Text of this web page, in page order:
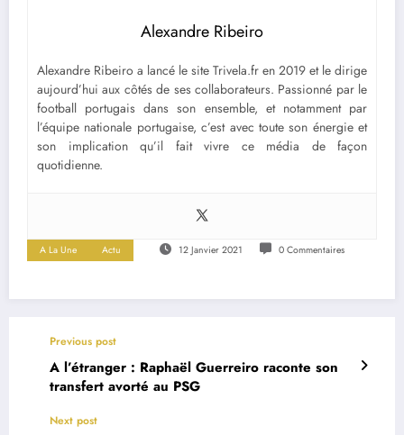
Alexandre Ribeiro
Alexandre Ribeiro a lancé le site Trivela.fr en 2019 et le dirige
aujourd’hui aux côtés de ses collaborateurs. Passionné par le
football portugais dans son ensemble, et notamment par
l’équipe nationale portugaise, c’est avec toute son énergie et
son implication qu’il fait vivre ce média de façon
quotidienne.
A La Une Actu 12 Janvier 2021 0 Commentaires
Previous post
A l’étranger : Raphaël Guerreiro raconte son
transfert avorté au PSG
Next post